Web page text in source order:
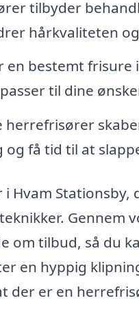
tilbyder
hårkvaliteten
en bestemt
til dine
herrefrisører
få tid til at
Hvam Stationsby,
Gennem
om tilbud, så du
en hyppig
der er en